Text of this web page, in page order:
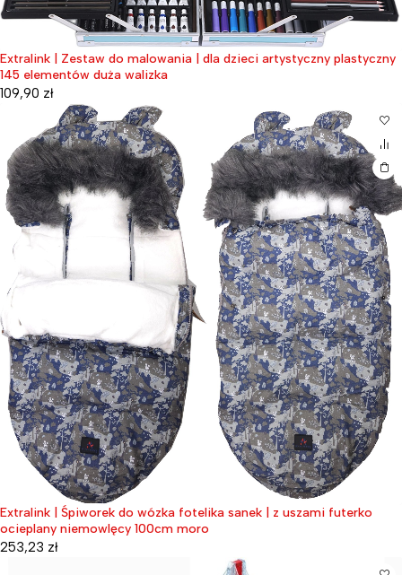
Extralink | Zestaw do malowania | dla dzieci artystyczny plastyczny
145 elementów duża walizka
109,90 zł
Extralink | Śpiworek do wózka fotelika sanek | z uszami futerko
ocieplany niemowlęcy 100cm moro
253,23 zł